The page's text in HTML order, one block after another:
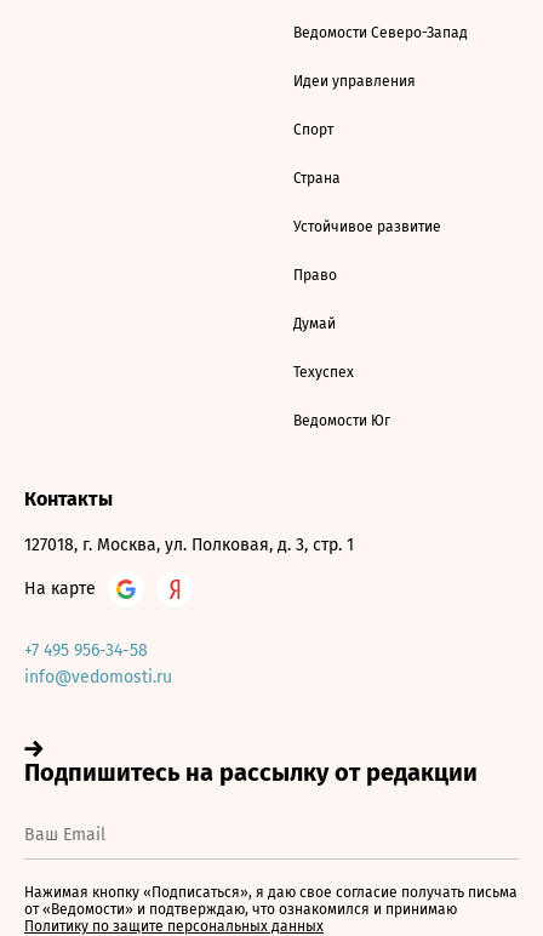
Ведомости Северо-Запад
Идеи управления
Спорт
Страна
Устойчивое развитие
Право
Думай
Техуспех
Ведомости Юг
Контакты
127018, г. Москва, ул. Полковая, д. 3, стр. 1
На карте
+7 495 956-34-58
info@vedomosti.ru
Нажимая кнопку «Подписаться», я даю свое согласие получать письма
от «Ведомости» и подтверждаю, что ознакомился и принимаю
Политику по защите персональных данных